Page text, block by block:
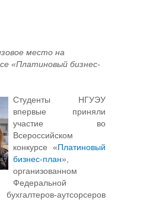
место на
«Платиновый бизнес-
Студенты НГУЭУ
впервые приняли
участие во
Всероссийском
конкурсе «Платиновый
бизнес-план»,
организованном
Федеральной
аутсорсеров